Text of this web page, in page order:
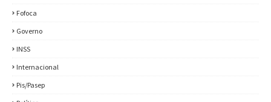
Fofoca
Governo
INSS
Internacional
Pis/Pasep